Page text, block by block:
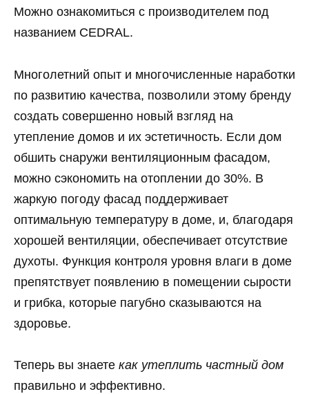
Можно ознакомиться с производителем под
названием CEDRAL.
Многолетний опыт и многочисленные наработки
по развитию качества, позволили этому бренду
создать совершенно новый взгляд на
утепление домов и их эстетичность. Если дом
обшить снаружи вентиляционным фасадом,
можно сэкономить на отоплении до 30%. В
жаркую погоду фасад поддерживает
оптимальную температуру в доме, и, благодаря
хорошей вентиляции, обеспечивает отсутствие
духоты. Функция контроля уровня влаги в доме
препятствует появлению в помещении сырости
и грибка, которые пагубно сказываются на
здоровье.
Теперь вы знаете как утеплить частный дом
правильно и эффективно.